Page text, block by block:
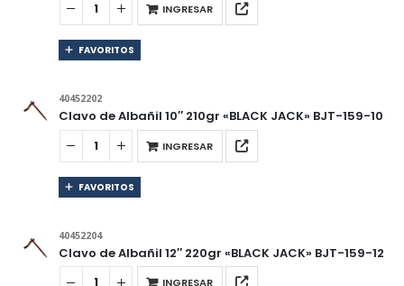
INGRESAR
FAVORITOS
40452202
Clavo de Albañil 10″ 210gr «BLACK JACK» BJT-159-10
INGRESAR
FAVORITOS
40452204
Clavo de Albañil 12″ 220gr «BLACK JACK» BJT-159-12
INGRESAR